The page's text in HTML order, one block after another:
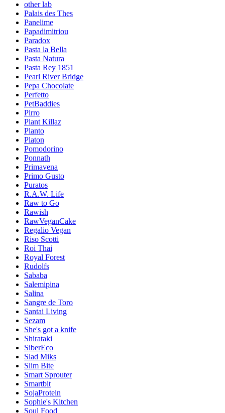
other lab
Palais des Thes
Panelime
Papadimitriou
Paradox
Pasta la Bella
Pasta Natura
Pasta Rey 1851
Pearl River Bridge
Pepa Chocolate
Perfetto
PetBaddies
Pirro
Plant Killaz
Planto
Platon
Pomodorino
Ponnath
Primavena
Primo Gusto
Puratos
R.A.W. Life
Raw to Go
Rawish
RawVeganCake
Regalio Vegan
Riso Scotti
Roi Thai
Royal Forest
Rudolfs
Sababa
Salemipina
Salina
Sangre de Toro
Santai Living
Sezam
She's got a knife
Shirataki
SiberEco
Slad Miks
Slim Bite
Smart Sprouter
Smartbit
SojaProtein
Sophie's Kitchen
Soul Food